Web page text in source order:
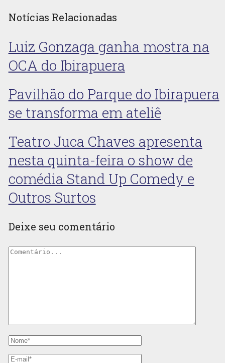
Notícias Relacionadas
Luiz Gonzaga ganha mostra na
OCA do Ibirapuera
Pavilhão do Parque do Ibirapuera
se transforma em ateliê
Teatro Juca Chaves apresenta
nesta quinta-feira o show de
comédia Stand Up Comedy e
Outros Surtos
Deixe seu comentário